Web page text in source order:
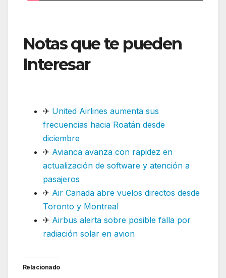
Notas que te pueden
Interesar: LATAM
✈ United Airlines aumenta sus
frecuencias hacia Roatán desde
diciembre
✈ Avianca avanza con rapidez en
actualización de software y atención a
pasajeros
✈ Air Canada abre vuelos directos desde
Toronto y Montreal
✈ Airbus alerta sobre posible falla por
radiación solar en avion
Relacionado